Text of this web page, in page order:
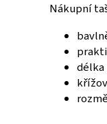
Nákupní
délka